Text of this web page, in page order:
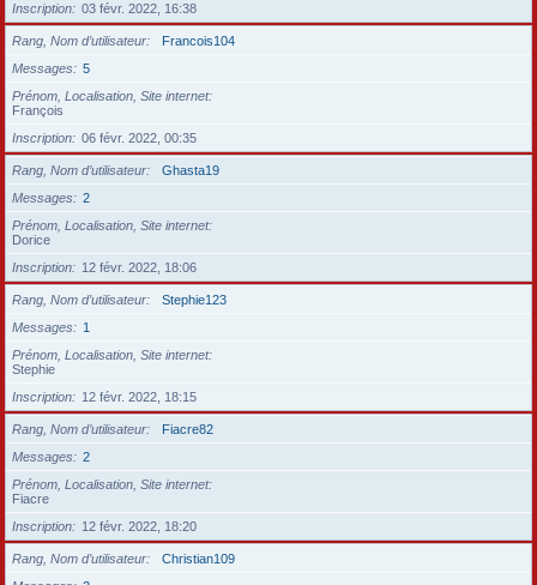
Inscription
03 févr. 2022, 16:38
Rang, Nom d’utilisateur
Francois104
Messages
5
Prénom, Localisation, Site internet
François
Inscription
06 févr. 2022, 00:35
Rang, Nom d’utilisateur
Ghasta19
Messages
2
Prénom, Localisation, Site internet
Dorice
Inscription
12 févr. 2022, 18:06
Rang, Nom d’utilisateur
Stephie123
Messages
1
Prénom, Localisation, Site internet
Stephie
Inscription
12 févr. 2022, 18:15
Rang, Nom d’utilisateur
Fiacre82
Messages
2
Prénom, Localisation, Site internet
Fiacre
Inscription
12 févr. 2022, 18:20
Rang, Nom d’utilisateur
Christian109